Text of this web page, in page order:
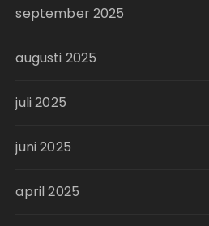
september 2025
augusti 2025
juli 2025
juni 2025
april 2025